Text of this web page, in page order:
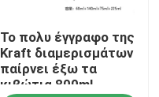
Το πολυ έγγραφο της
Kraft διαμερισμάτων
παίρνει έξω τα
κιβώτια 800ml